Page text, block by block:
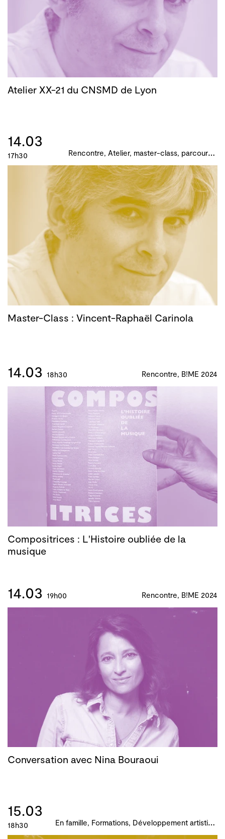
Atelier XX-21 du CNSMD de Lyon
14.03
17h30 R
encontre, Atelier, master-class, parcours, B!ME 2024
Master-Class : Vincent-Raphaël Carinola
14.03 18h30 Rencontre, B!ME 2024
Compositrices : L'Histoire oubliée de la
musique
14.03 19h00 Rencontre, B!ME 2024
Conversation avec Nina Bouraoui
15.03
18h30 E
n famille, Formations, Développement artistique et culturel des territoires, Atelier, master-class, parcours, B!ME 2024